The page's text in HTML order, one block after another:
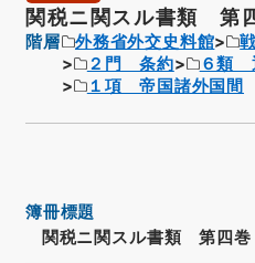
関税ニ関スル書類 第
階層 外務省外交史料館
２門 条約
６類
１項 帝国諸外国間
簿冊標題
関税ニ関スル書類 第四巻